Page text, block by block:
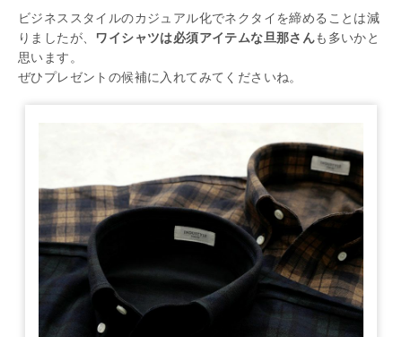
ビジネススタイルのカジュアル化でネクタイを締めることは減
りましたが、 ワイシャツは必須アイテムな旦那さんも多いかと
思います。
ぜひプレゼントの候補に入れてみてくださいね。